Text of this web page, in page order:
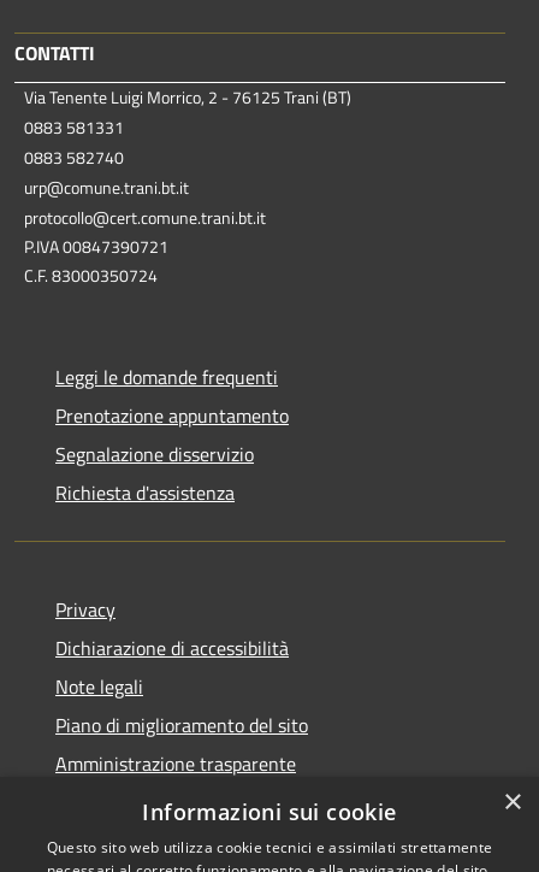
CONTATTI
Via Tenente Luigi Morrico, 2 - 76125 Trani (BT)
0883 581331
0883 582740
urp@comune.trani.bt.it
protocollo@cert.comune.trani.bt.it
P.IVA 00847390721
C.F. 83000350724
Leggi le domande frequenti
Prenotazione appuntamento
Segnalazione disservizio
Richiesta d'assistenza
Privacy
Dichiarazione di accessibilità
Note legali
Piano di miglioramento del sito
Amministrazione trasparente
Albo Pretorio
×
Informazioni sui cookie
Questo sito web utilizza cookie tecnici e assimilati strettamente